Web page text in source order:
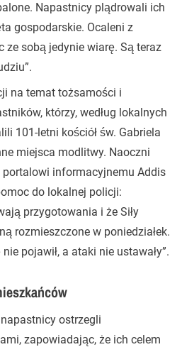
Napastnicy plądrowali ich
gospodarskie. Ocaleni z
ze sobą jedynie wiarę. Są teraz
na temat tożsamości i
którzy, według lokalnych
101-letni kościół św. Gabriela
miejsca modlitwy. Naoczni
informacyjnemu Addis
do lokalnej policji:
przygotowania i że Siły
rozmieszczone w poniedziałek.
pojawił, a ataki nie ustawały”.
napastnicy ostrzegli
zapowiadając, że ich celem